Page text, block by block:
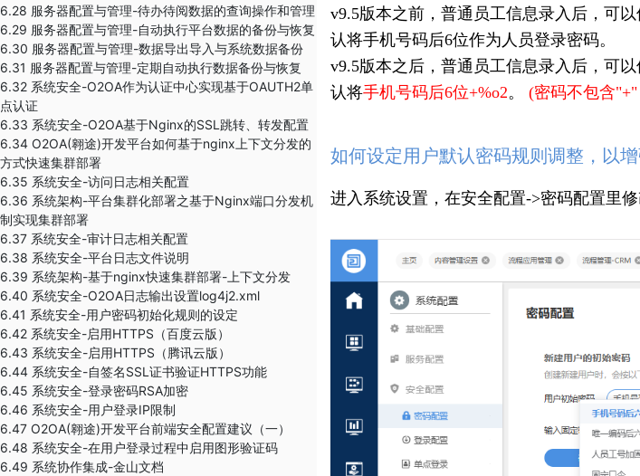
6.28 服务器配置与管理-待办待阅数据的查询操作和管理
6.29 服务器配置与管理-​自动执行平台数据的备份与恢复
6.30 服务器配置与管理-数据导出导入与系统数据备份
6.31 ​服务器配置与管理-定期自动执行数据备份与恢复
6.32 系统安全-O2OA作为认证中心实现基于OAUTH2单
点认证
6.33 系统安全-O2OA基于Nginx的SSL跳转、转发配置
6.34 O2OA(翱途)开发平台如何基于nginx上下文分发的
方式快速集群部署
6.35 系统安全-访问日志相关配置
6.36 系统架构-平台集群化部署之基于Nginx端口分发机
制实现集群部署
6.37 系统安全-审计日志相关配置
6.38 系统安全-平台日志文件说明
6.39 系统架构-基于nginx快速集群部署-上下文分发
6.40 系统安全-O2OA日志输出设置log4j2.xml
6.41 系统安全-用户密码初始化规则的设定
6.42 系统安全-启用HTTPS（百度云版）
6.43 系统安全-启用HTTPS（腾讯云版）
6.44 系统安全-自签名SSL证书验证HTTPS功能
6.45 系统安全-登录密码RSA加密
6.46 系统安全-用户登录IP限制
6.47 O2OA(翱途)开发平台前端安全配置建议（一）
6.48 系统安全-在用户登录过程中启用图形验证码
6.49 系统协作集成-金山文档
v9.5版本之前，普通员工信息录入后，可
认将手机号码后6位作为人员登录密码。
v9.5版本之后，普通员工信息录入后，可
认将手机号码后6位+%o2。 (密码不包含"+"
如何设定用户默认密码规则调整，以
进入系统设置，在安全配置->密码配置里